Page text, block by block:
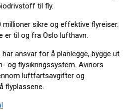
til fly.
sikre og effektive flyreiser.
er til og fra Oslo lufthavn.
ansvar for å planlegge, bygge ut
og flysikringssystem. Avinors
luftfartsavgifter og
flyplassene.